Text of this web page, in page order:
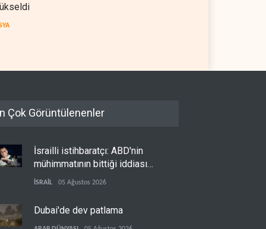
Çok Görüntülenenler
İsrailli istihbaratçı: ABD'nin
mühimmatının bittiği iddiası
bir iç kavga
İSRAİL 05 Ağustos 2026
Dubai'de dev patlama